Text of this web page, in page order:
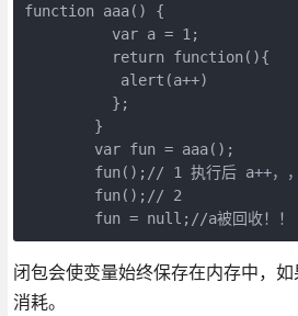
function aaa() {
          var a = 1;
          return function(){
           alert(a++)
          };
        }
        var fun = aaa();
fun();// 1 执行后 a++，
        fun();// 2
        fun = null;//a被回收！！
闭包会使变量始终保存在内存中，
消耗。